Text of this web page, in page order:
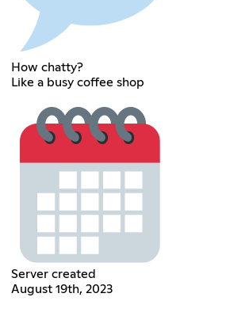
How chatty?
Like a busy coffee shop
Server created
August 19th, 2023